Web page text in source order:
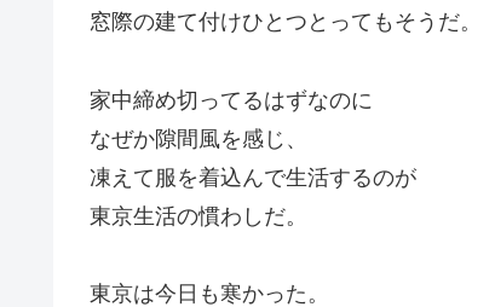
窓際の建て付けひとつとってもそうだ。
家中締め切ってるはずなのに
なぜか隙間風を感じ、
凍えて服を着込んで生活するのが
東京生活の慣わしだ。
東京は今日も寒かった。